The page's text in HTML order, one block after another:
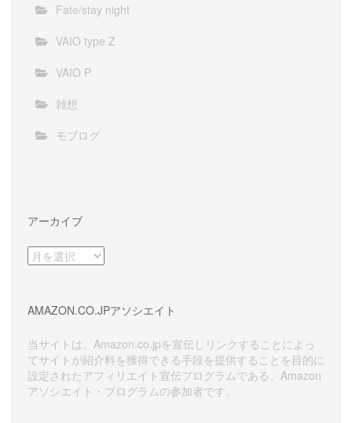
Fate/stay night
VAIO type Z
VAIO P
雑想
モブログ
アーカイブ
ア
ー
ブ
AMAZON.CO.JPアソシエイト
当サイトは、Amazon.co.jpを宣伝しリンクすることによっ
てサイトが紹介料を獲得できる手段を提供することを目的に
設定されたアフィリエイト宣伝プログラムである、Amazon
アソシエイト・プログラムの参加者です。